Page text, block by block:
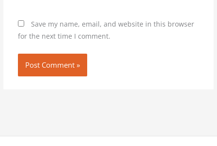
Save my name, email, and website in this browser
for the next time I comment.